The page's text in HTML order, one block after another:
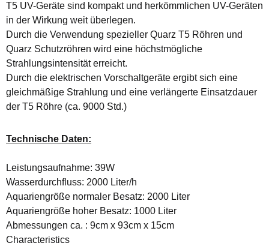
T5 UV-Geräte sind kompakt und herkömmlichen UV-Geräten
in der Wirkung weit überlegen.
Durch die Verwendung spezieller Quarz T5 Röhren und
Quarz Schutzröhren wird eine höchstmögliche
Strahlungsintensität erreicht.
Durch die elektrischen Vorschaltgeräte ergibt sich eine
gleichmäßige Strahlung und eine verlängerte Einsatzdauer
der T5 Röhre (ca. 9000 Std.)
Technische Daten:
Leistungsaufnahme: 39W
Wasserdurchfluss: 2000 Liter/h
Aquariengröße normaler Besatz: 2000 Liter
Aquariengröße hoher Besatz: 1000 Liter
Abmessungen ca. : 9cm x 93cm x 15cm
Characteristics